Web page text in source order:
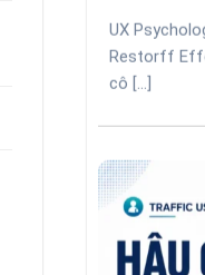
UX
Restorff
cô [...]